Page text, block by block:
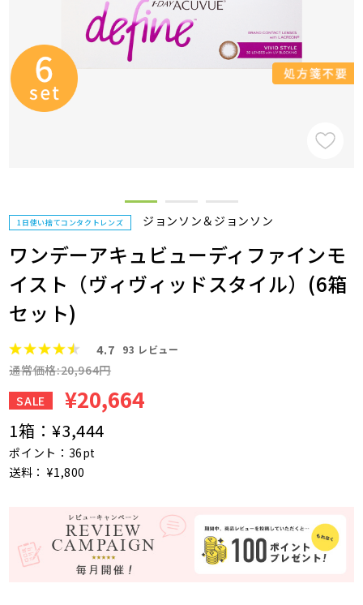
1日使い捨てコンタクトレンズ ジョンソン＆ジョンソン
ワンデーアキュビューディファインモ
イスト（ヴィヴィッドスタイル）(6箱
セット)
4.7 93 レビュー
通常価格:20,964円
SALE
¥20,664
1箱：¥3,444
ポイント：36pt
送料： ¥1,800